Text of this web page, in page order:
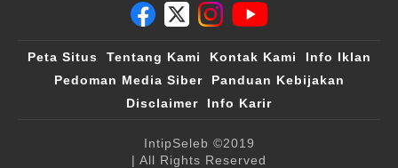
Peta Situs Tentang Kami Kontak Kami
Info Iklan
Pedoman Media Siber
Panduan Kebijakan
Disclaimer
Info Karir
IntipSeleb ©2019
| All Rights Reserved